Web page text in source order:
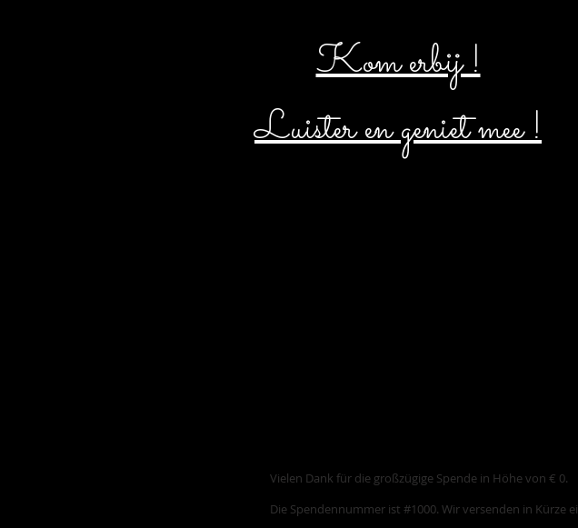
Kom erbij !
Luister en geniet mee !
Vielen Dank für die großzügige Spende in Höhe von € 0.
Die Spendennummer ist #1000. Wir versenden in Kürze